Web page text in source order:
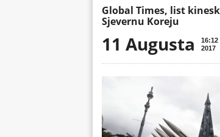
Global Times, list
Sjevernu Koreju
11 Augusta
16:12
2017